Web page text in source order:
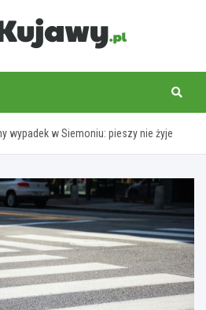
wypadek w Siemoniu: pieszy nie żyje